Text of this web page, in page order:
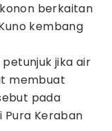
berkaitan
kembang
jika air
membuat
pada
Keraban